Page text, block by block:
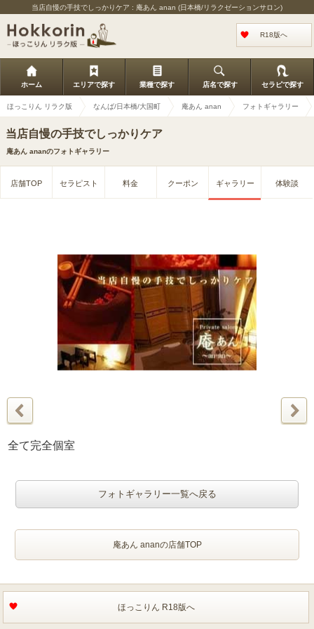
当店自慢の手技でしっかりケア : 庵あん anan (日本橋/リラクゼーションサロン)
R18版へ
ホーム エリアで探す 業種で探す 店名で探す セラピで探す
ほっこりん リラク版 なんば/日本橋/大国町 庵あん anan フォトギャラリー
当店自慢の手技でしっかりケア
庵あん ananのフォトギャラリー
店舗TOP セラピスト 料金 クーポン ギャラリー 体験談
全て完全個室
フォトギャラリー一覧へ戻る
庵あん ananの店舗TOP
ほっこりん R18版へ